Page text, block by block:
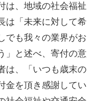
は、地域の社会福祉
は「未来に対して希
でも我々の業界がお
」と述べ、寄付の意
は、「いつも歳末の
金を頂き感謝してい